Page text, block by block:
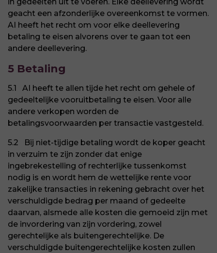
geacht een afzonderlijke overeenkomst te vormen.
AI heeft het recht om voor elke deellevering
betaling te eisen alvorens over te gaan tot een
andere deellevering.
5 Betaling
5.1 AI heeft te allen tijde het recht om gehele of
gedeeltelijke vooruitbetaling te eisen. Voor alle
andere verkopen worden de
betalingsvoorwaarden per transactie vastgesteld.
5.2 Bij niet-tijdige betaling wordt de koper geacht
in verzuim te zijn zonder dat enige
ingebrekestelling of rechterlijke tussenkomst
nodig is en wordt hem de wettelijke rente voor
zakelijke transacties in rekening gebracht over het
verschuldigde bedrag per maand of gedeelte
daarvan, alsmede alle kosten die gemoeid zijn met
de invordering van zijn vordering, zowel
gerechtelijke als buitengerechtelijke. De
verschuldigde buitengerechtelijke kosten zullen